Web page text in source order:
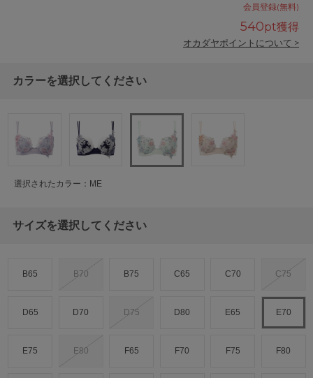
会員登録(無料)
540pt獲得
オカダヤポイントについて >
カラーを選択してください
選択されたカラー：ME
サイズを選択してください
B65 B70 B75 C65 C70 C75
D65 D70 D75 D80 E65 E70
E75 E80 F65 F70 F75 F80